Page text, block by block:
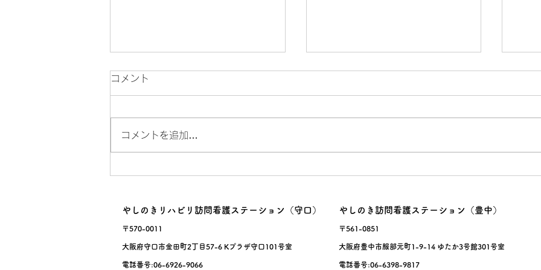
サルスベリ！
コメント
コメントを追加…
やしのきリハビリ訪問看護ステーション（守口）
〒570-0011
大阪府守口市金田町2丁目57-6 Kプラザ守口101号室
電話番号:06-6926-9066
やしのき訪問看護ステーション（豊中）
〒561-0851
大阪府豊中市服部元町1-9-14 ゆたか3号館301号室
電話番号:06-6398-9817